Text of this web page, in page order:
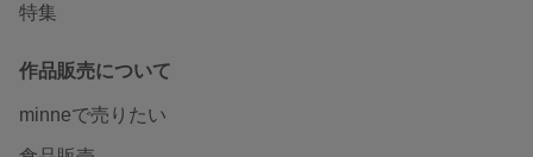
特集
作品販売について
minneで売りたい